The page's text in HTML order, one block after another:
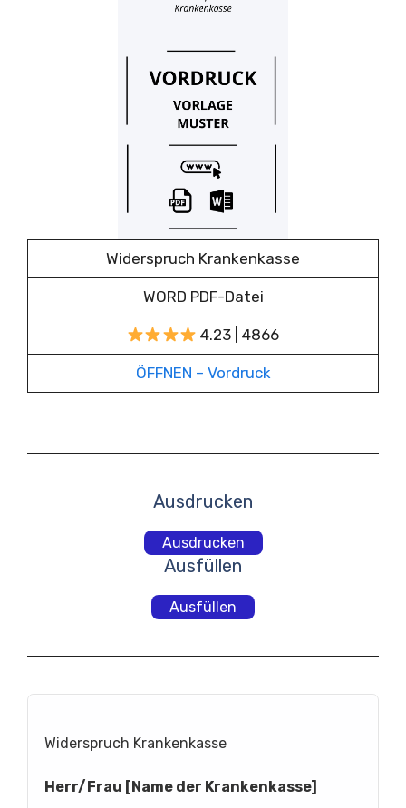
Widerspruch Krankenkasse
WORD PDF-Datei
4.23 | 4866
ÖFFNEN – Vordruck
Ausdrucken
Ausdrucken
Ausfüllen
Ausfüllen
Widerspruch Krankenkasse
Herr/Frau [Name der Krankenkasse]